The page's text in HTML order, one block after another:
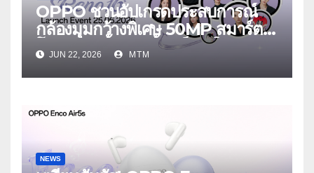
OPPO ชวนอัปเกรดประสบการณ์
กล้องมุมกว้างพิเศษ 50MP สมาร์ต
โฟนเพื่อนซี้ เทรนดี้ทุกช็อต ใน
งาน OPPO Reno16 Series 5G
Launch Event 25 มิถุนายนนี้
JUN 22, 2026 MTM
NEWS